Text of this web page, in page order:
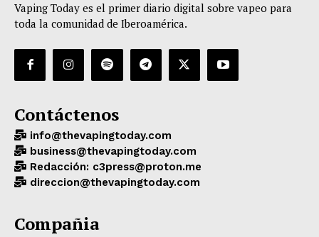
Vaping Today es el primer diario digital sobre vapeo para
toda la comunidad de Iberoamérica.
Contáctenos
info@thevapingtoday.com
business@thevapingtoday.com
Redacción: c3press@proton.me
direccion@thevapingtoday.com
Compañia